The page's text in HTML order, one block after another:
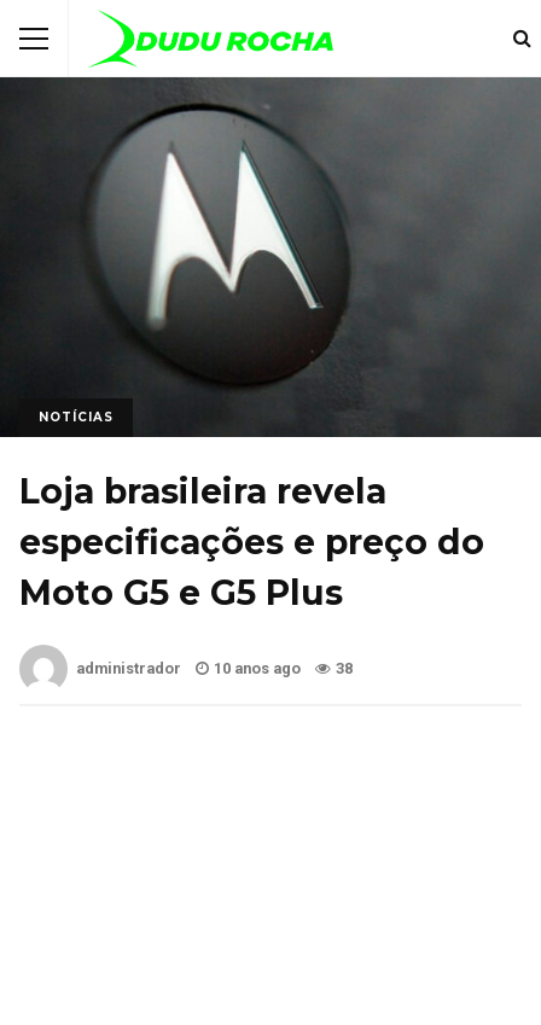
NOTÍCIAS
Loja brasileira revela
especificações e preço do
Moto G5 e G5 Plus
administrador 10 anos ago 38